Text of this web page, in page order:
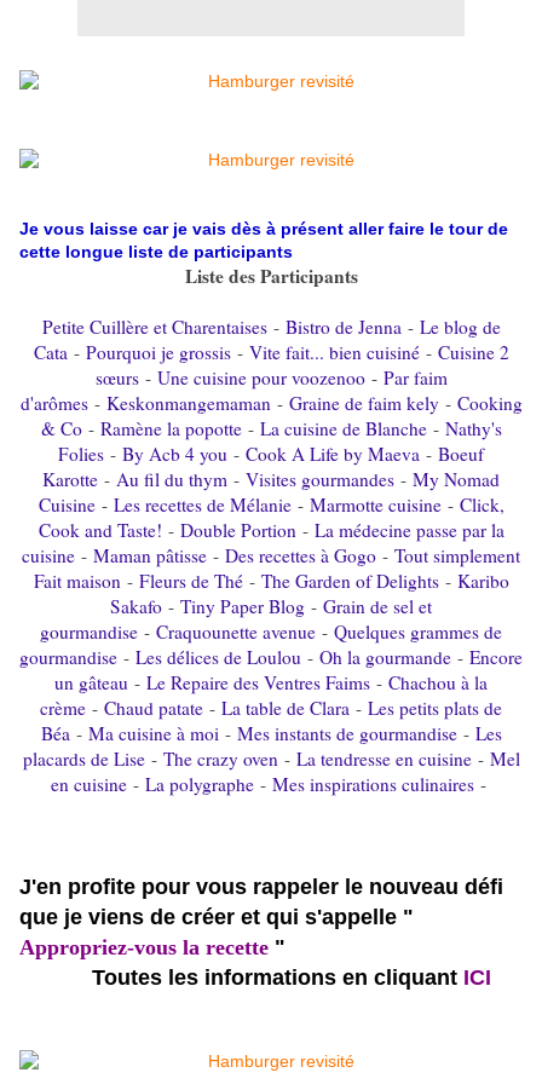
Je vous laisse car je vais dès à présent aller faire le tour de
cette longue liste de participants
Liste des Participants
Petite Cuillère et Charentaises - Bistro de Jenna - Le blog de
Cata - Pourquoi je grossis - Vite fait... bien cuisiné - Cuisine 2
sœurs - Une cuisine pour voozenoo - Par faim
d'arômes - Keskonmangemaman - Graine de faim kely - Cooking
& Co - Ramène la popotte - La cuisine de Blanche - Nathy's
Folies - By Acb 4 you - Cook A Life by Maeva - Boeuf
Karotte - Au fil du thym - Visites gourmandes - My Nomad
Cuisine - Les recettes de Mélanie - Marmotte cuisine - Click,
Cook and Taste! - Double Portion - La médecine passe par la
cuisine - Maman pâtisse - Des recettes à Gogo - Tout simplement
Fait maison - Fleurs de Thé - The Garden of Delights - Karibo
Sakafo - Tiny Paper Blog - Grain de sel et
gourmandise - Craquounette avenue - Quelques grammes de
gourmandise - Les délices de Loulou - Oh la gourmande - Encore
un gâteau - Le Repaire des Ventres Faims - Chachou à la
crème - Chaud patate - La table de Clara - Les petits plats de
Béa - Ma cuisine à moi - Mes instants de gourmandise - Les
placards de Lise - The crazy oven - La tendresse en cuisine - Mel
en cuisine - La polygraphe - Mes inspirations culinaires -
J'en profite pour vous rappeler le nouveau défi
que je viens de créer et qui s'appelle "
Appropriez-vous la recette "
Toutes les informations en cliquant ICI